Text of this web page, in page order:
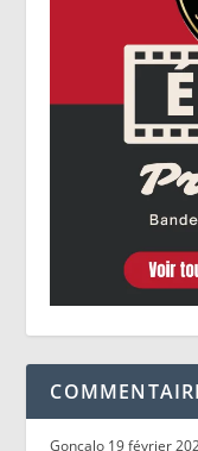
Goncalo 19 février